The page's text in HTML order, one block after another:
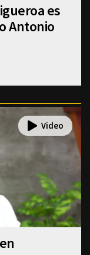
es
Antonio